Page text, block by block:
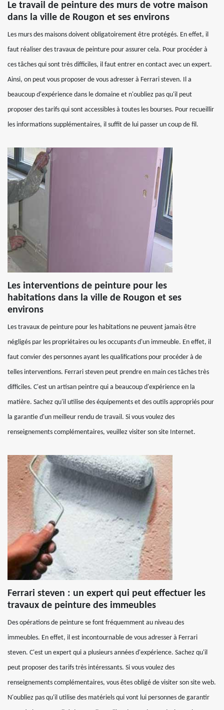
Le travail de peinture des murs de votre maison
dans la ville de Rougon et ses environs
Les murs des maisons doivent obligatoirement être protégés. En effet, il
faut réaliser des travaux de peinture pour assurer cela. Pour procéder à
ces tâches qui sont très difficiles, il faut entrer en contact avec un expert.
Ainsi, on peut vous proposer de vous adresser à Ferrari steven. Il a
beaucoup d'expérience dans le domaine et n'oubliez pas qu'il peut
proposer des tarifs qui sont accessibles à toutes les bourses. Pour recueillir
les informations supplémentaires, il suffit de lui passer un coup de fil.
Les interventions de peinture pour les
habitations dans la ville de Rougon et ses
environs
Les travaux de peinture pour les habitations ne peuvent jamais être
négligés par les propriétaires ou les occupants d'un immeuble. En effet, il
faut convier des personnes ayant les qualifications pour procéder à de
telles interventions. Ferrari steven peut prendre en main ces tâches très
difficiles. C'est un artisan peintre qui a beaucoup d'expérience en la
matière. Sachez qu'il utilise des équipements et des outils appropriés pour
la garantie d'un meilleur rendu de travail. Si vous voulez des
renseignements complémentaires, veuillez visiter son site Internet.
Ferrari steven : un expert qui peut effectuer les
travaux de peinture des immeubles
Des opérations de peinture se font fréquemment au niveau des
immeubles. En effet, il est incontournable de vous adresser à Ferrari
steven. C'est un expert qui a plusieurs années d'expérience. Sachez qu'il
peut proposer des tarifs très intéressants. Si vous voulez des
renseignements complémentaires, vous êtes obligé de visiter son site web.
N'oubliez pas qu'il utilise des matériels qui vont lui personnes de garantir